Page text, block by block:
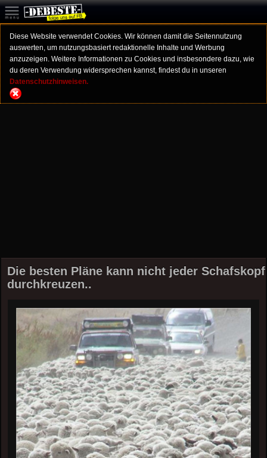
Diese Website verwendet Cookies. Wir können damit die Seitennutzung
auswerten, um nutzungsbasiert redaktionelle Inhalte und Werbung
anzuzeigen. Weitere Informationen zu Cookies und insbesondere dazu, wie
du deren Verwendung widersprechen kannst, findest du in unseren
Datenschutzhinweisen.
Die besten Pläne kann nicht jeder Schafskopf
durchkreuzen..